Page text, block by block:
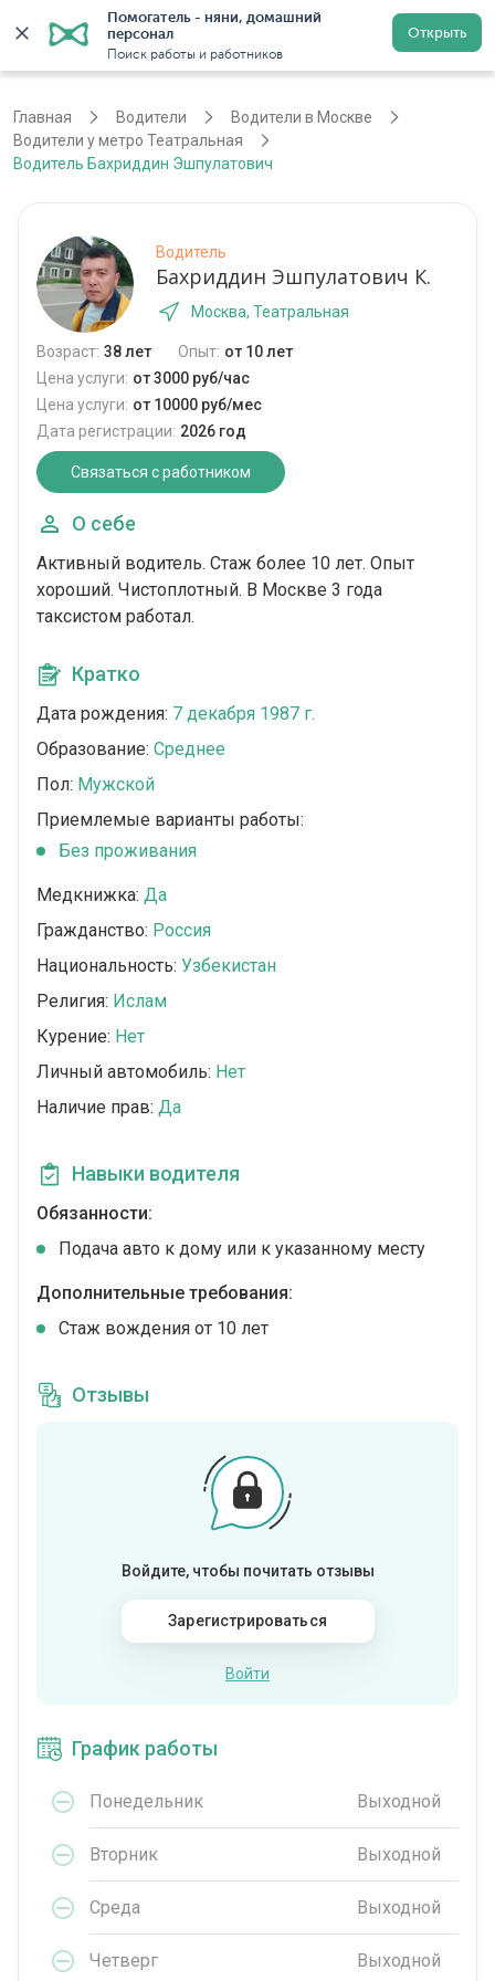
Помогатель - няни, домашний
персонал
Поиск работы и работников
Открыть
Регистрация
Главная Водители
Водители в Москве
Водители у метро Театральная
Водитель Бахриддин Эшпулатович
Водитель
Бахриддин Эшпулатович К.
Москва, Театральная
Возраст: 38 лет Опыт: от 10 лет
Цена услуги: от 3000 руб/час
Цена услуги: от 10000 руб/мес
Дата регистрации: 2026 год
Связаться с работником
О себе
Активный водитель. Стаж более 10 лет. Опыт
хороший. Чистоплотный. В Москве 3 года
таксистом работал.
Кратко
Дата рождения: 7 декабря 1987 г.
Образование: Среднее
Пол: Мужской
Приемлемые варианты работы:
Без проживания
Медкнижка: Да
Гражданство: Россия
Национальность: Узбекистан
Религия: Ислам
Курение: Нет
Личный автомобиль: Нет
Наличие прав: Да
Навыки водителя
Обязанности:
Подача авто к дому или к указанному месту
Дополнительные требования:
Стаж вождения от 10 лет
Отзывы
Войдите, чтобы почитать отзывы
Зарегистрироваться
Войти
График работы
Понедельник Выходной
Вторник Выходной
Среда Выходной
Четверг Выходной